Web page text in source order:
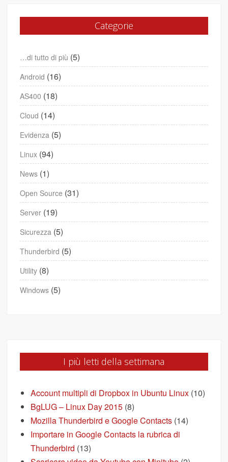
Categorie
…di tutto di più (5)
Android (16)
AS400 (18)
Cloud (14)
Evidenza (5)
Linux (94)
News (1)
Open Source (31)
Server (19)
Sicurezza (5)
Thunderbird (5)
Utility (8)
Windows (5)
I più letti della settimana
Account multipli di Dropbox in Ubuntu Linux (10)
BgLUG – Linux Day 2015 (8)
Mozilla Thunderbird e Google Contacts (14)
Importare in Google Contacts la rubrica di
Thunderbird (13)